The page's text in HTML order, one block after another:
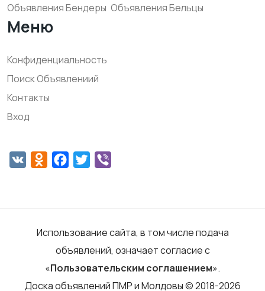
Объявления Бендеры Объявления Бельцы
Меню
Конфиденциальность
Поиск Объявлениий
Контакты
Вход
VK Odnoklassniki
Facebook
Twitter
Использование сайта, в том числе подача
объявлений, означает согласие с
«Пользовательским соглашением».
Доска объявлений ПМР и Молдовы © 2018-2026